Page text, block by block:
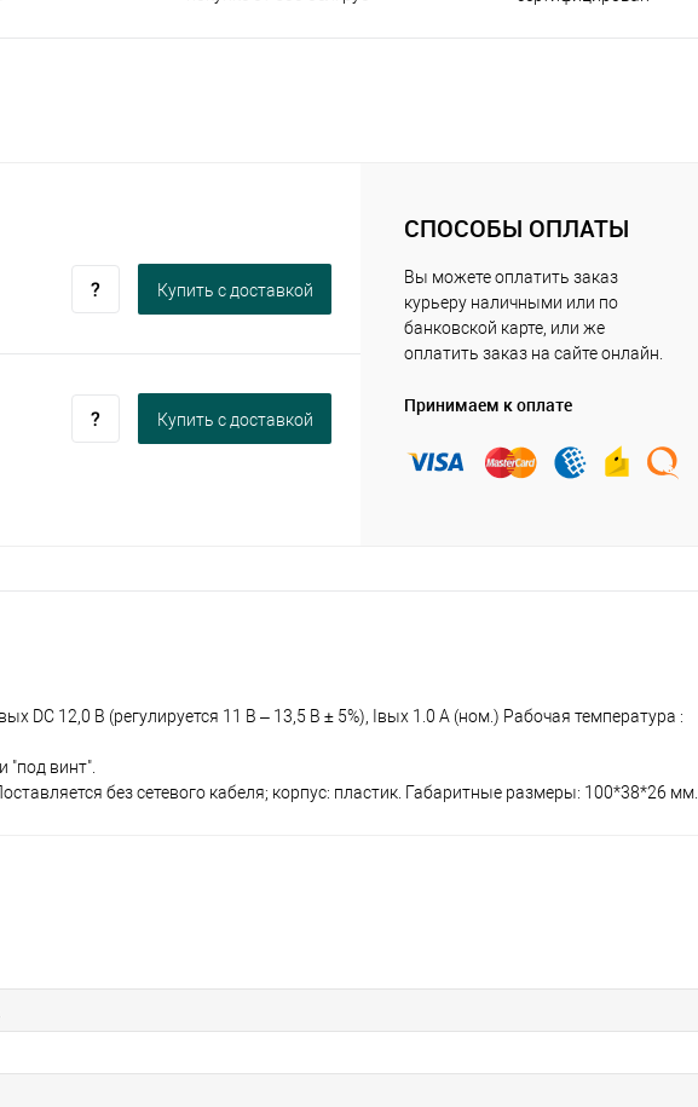
Купить c доставкой
Купить c доставкой
СПОСОБЫ ОПЛАТЫ
Вы можете оплатить заказ
курьеру наличными или по
банковской карте, или же
оплатить заказ на сайте онлайн.
Принимаем к оплате
DC 12,0 В (регулируется 11 В – 13,5 В ± 5%), Iвых 1.0 A (ном.) Рабочая температура :
"под винт".
без сетевого кабеля; корпус: пластик. Габаритные размеры: 100*38*26 мм.